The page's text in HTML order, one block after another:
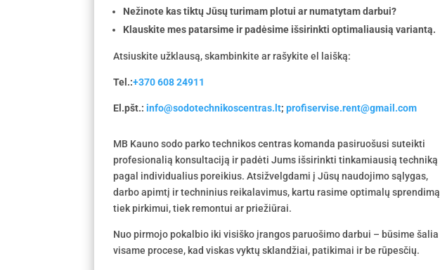
Nežinote kas tiktų Jūsų turimam plotui ar numatytam darbui?
Klauskite mes patarsime ir padėsime išsirinkti optimaliausią variantą.
Atsiuskite užklausą, skambinkite ar rašykite el laišką:
Tel.:+370 608 24911
El.pšt.:info@sodotechnikoscentras.lt;profiservise.rent@gmail.com
MB Kauno sodo parko technikos centras komanda pasiruošusi suteikti
profesionalią konsultaciją ir padėti Jums išsirinkti tinkamiausią techniką
pagal individualius poreikius. Atsižvelgdami į Jūsų naudojimo sąlygas,
darbo apimtį ir techninius reikalavimus, kartu rasime optimalų sprendimą
tiek pirkimui, tiek remontui ar priežiūrai.
Nuo pirmojo pokalbio iki visiško įrangos paruošimo darbui – būsime šalia
visame procese, kad viskas vyktų sklandžiai, patikimai ir be rūpesčių.